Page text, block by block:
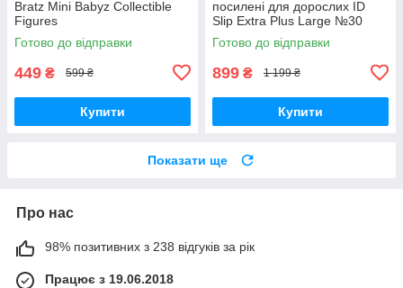
Bratz Mini Babyz Collectible
Figures
Готово до відправки
449 ₴ 599 ₴
Купити
посилені для дорослих ID
Slip Extra Plus Large №30
розмір L 115см-155 см
Готово до відправки
899 ₴ 1 199 ₴
Купити
Показати ще
Про нас
98% позитивних з 238 відгуків за рік
Працює з 19.06.2018